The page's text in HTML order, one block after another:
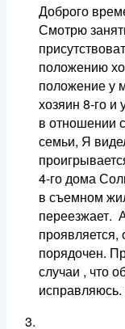
Доброго
Смотрю
положению
положение у
хозяин 8-го
в отношении
семьи, Я
4-го дома
в съемном
переезжает.
порядочен.
случаи , что